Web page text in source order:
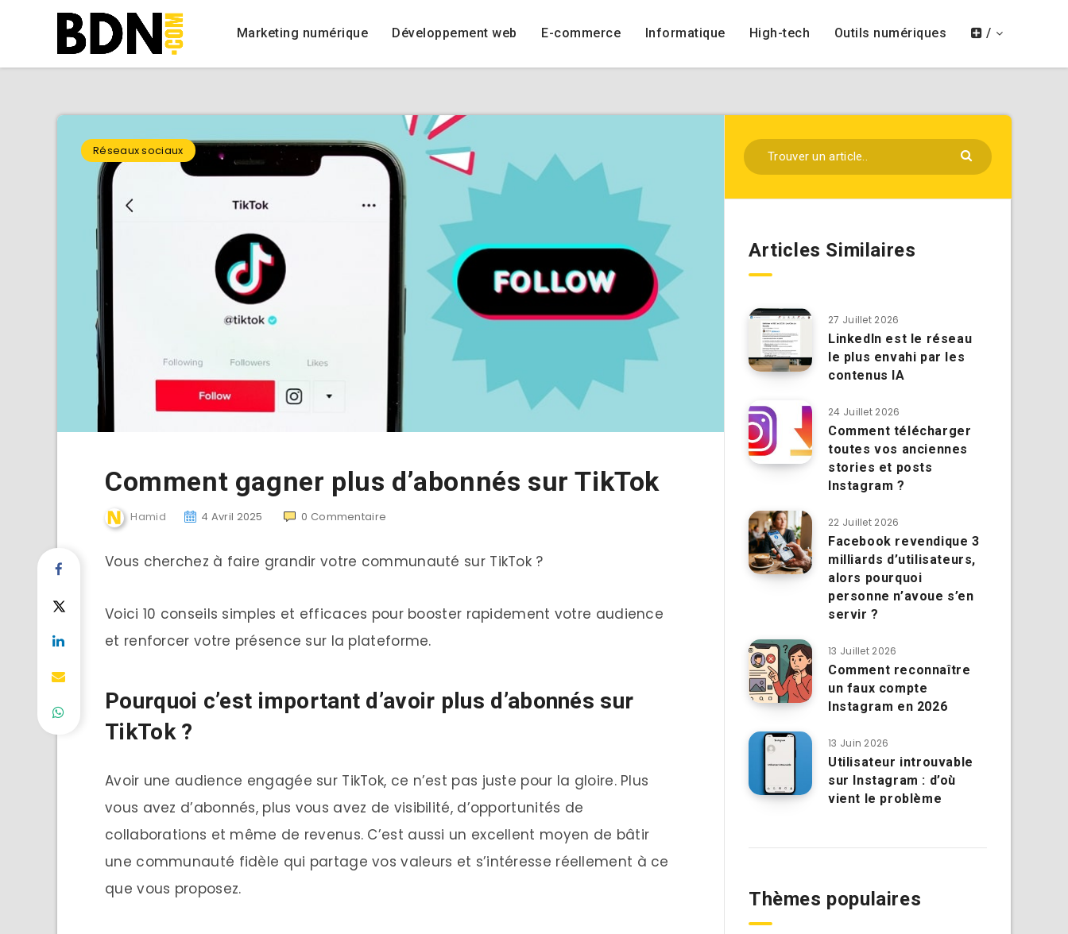
Marketing numérique Développement web E-commerce Informatique High-tech Outils numériques /
Réseaux sociaux
Comment gagner plus d’abonnés sur TikTok
Hamid 4 Avril 2025 0 Commentaire
Vous cherchez à faire grandir votre communauté sur TikTok ?
Voici 10 conseils simples et efficaces pour booster rapidement votre audience
et renforcer votre présence sur la plateforme.
Pourquoi c’est important d’avoir plus d’abonnés sur
TikTok ?
Avoir une audience engagée sur TikTok, ce n’est pas juste pour la gloire. Plus
vous avez d’abonnés, plus vous avez de visibilité, d’opportunités de
collaborations et même de revenus. C’est aussi un excellent moyen de bâtir
une communauté fidèle qui partage vos valeurs et s’intéresse réellement à ce
que vous proposez.
Articles Similaires
27 Juillet 2026
LinkedIn est le réseau
le plus envahi par les
contenus IA
24 Juillet 2026
Comment télécharger
toutes vos anciennes
stories et posts
Instagram ?
22 Juillet 2026
Facebook revendique 3
milliards d’utilisateurs,
alors pourquoi
personne n’avoue s’en
servir ?
13 Juillet 2026
Comment reconnaître
un faux compte
Instagram en 2026
13 Juin 2026
Utilisateur introuvable
sur Instagram : d’où
vient le problème
Thèmes populaires